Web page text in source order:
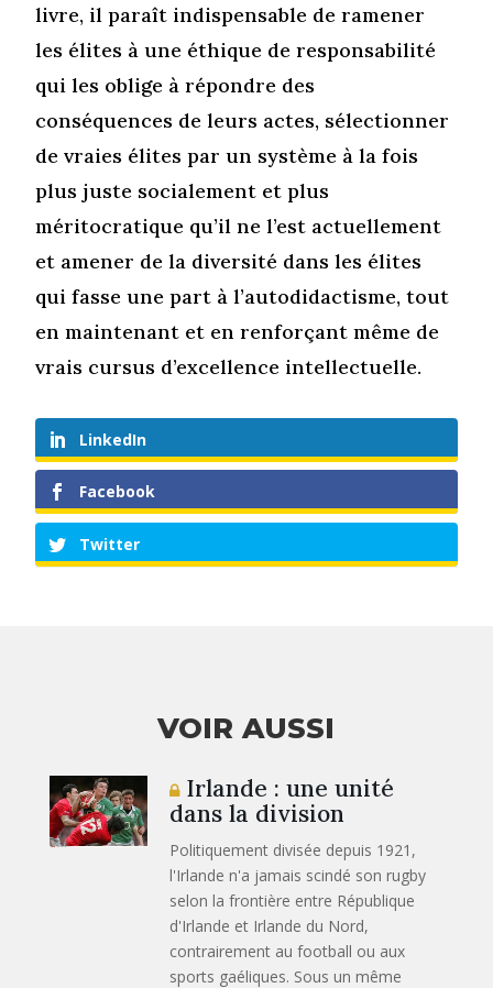
livre, il paraît indispensable de ramener
les élites à une éthique de responsabilité
qui les oblige à répondre des
conséquences de leurs actes, sélectionner
de vraies élites par un système à la fois
plus juste socialement et plus
méritocratique qu’il ne l’est actuellement
et amener de la diversité dans les élites
qui fasse une part à l’autodidactisme, tout
en maintenant et en renforçant même de
vrais cursus d’excellence intellectuelle.
LinkedIn
Facebook
Twitter
VOIR AUSSI
Irlande : une unité
dans la division
Politiquement divisée depuis 1921,
l'Irlande n'a jamais scindé son rugby
selon la frontière entre République
d'Irlande et Irlande du Nord,
contrairement au football ou aux
sports gaéliques. Sous un même